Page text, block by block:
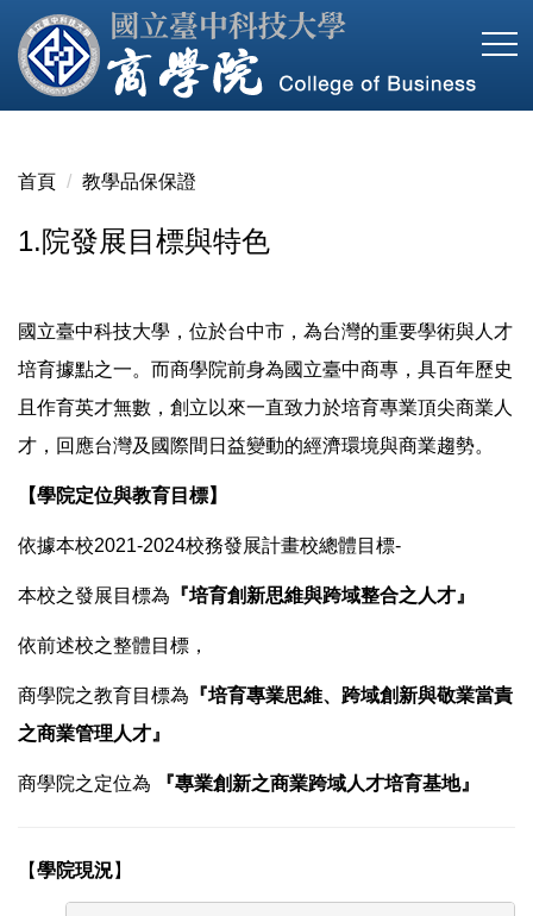
到
主
區
首頁 教學品保保證
1.院發展目標與特色
國立臺中科技大學，位於台中市，為台灣的重要學術與人才
培育據點之一。而商學院前身為國立臺中商專，具百年歷史
且作育英才無數，創立以來一直致力於培育專業頂尖商業人
才，回應台灣及國際間日益變動的經濟環境與商業趨勢。
【學院定位與教育目標】
依據本校2021-2024校務發展計畫校總體目標-
本校之發展目標為 『培育創新思維與跨域整合之人才』
依前述校之整體目標，
商學院之教育目標為 『培育專業思維、跨域創新與敬業當責
之商業管理人才』
商學院之定位為 『專業創新之商業跨域人才培育基地』
【學院現況】